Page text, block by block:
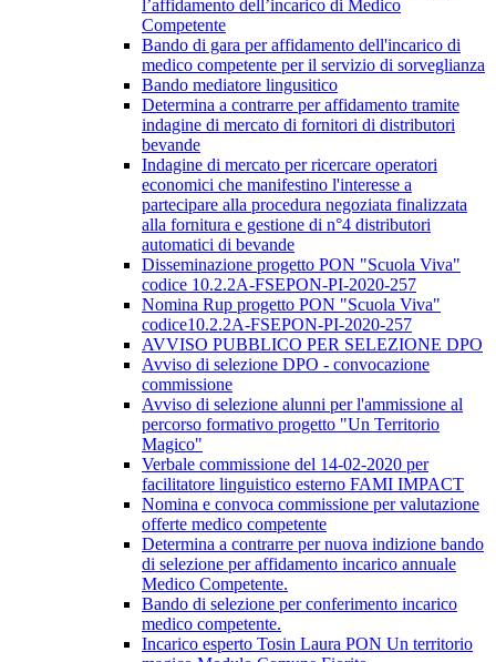
l’affidamento dell’incarico di Medico
Competente
Bando di gara per affidamento dell'incarico di
medico competente per il servizio di sorveglianza
Bando mediatore lingusitico
Determina a contrarre per affidamento tramite
indagine di mercato di fornitori di distributori
bevande
Indagine di mercato per ricercare operatori
economici che manifestino l'interesse a
partecipare alla procedura negoziata finalizzata
alla fornitura e gestione di n°4 distributori
automatici di bevande
Disseminazione progetto PON "Scuola Viva"
codice 10.2.2A-FSEPON-PI-2020-257
Nomina Rup progetto PON "Scuola Viva"
codice10.2.2A-FSEPON-PI-2020-257
AVVISO PUBBLICO PER SELEZIONE DPO
Avviso di selezione DPO - convocazione
commissione
Avviso di selezione alunni per l'ammissione al
percorso formativo progetto "Un Territorio
Magico"
Verbale commissione del 14-02-2020 per
facilitatore linguistico esterno FAMI IMPACT
Nomina e convoca commissione per valutazione
offerte medico competente
Determina a contrarre per nuova indizione bando
di selezione per affidamento incarico annuale
Medico Competente.
Bando di selezione per conferimento incarico
medico competente.
Incarico esperto Tosin Laura PON Un territorio